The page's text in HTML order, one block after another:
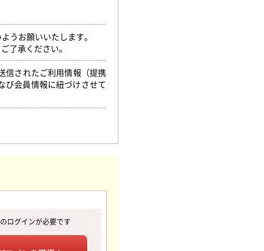
うお願いいたします。
了承ください。
信されたご利用情報（提携
び会員情報に紐づけさせて
ログインが必要です